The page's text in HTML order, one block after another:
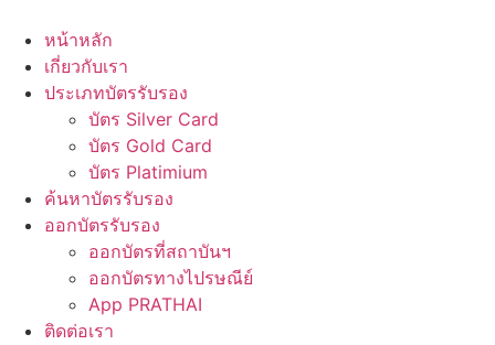
content
หน้าหลัก
เกี่ยวกับเรา
ประเภทบัตรรับรอง
บัตร Silver Card
บัตร Gold Card
บัตร Platimium
ค้นหาบัตรรับรอง
ออกบัตรรับรอง
ออกบัตรที่สถาบันฯ
ออกบัตรทางไปรษณีย์
App PRATHAI
ติดต่อเรา